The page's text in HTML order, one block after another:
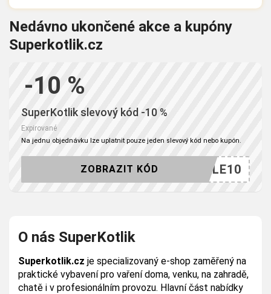
Nedávno ukončené akce a kupóny
Superkotlik.cz
-10 %
SuperKotlik slevový kód -10 %
Expirované
Na jednu objednávku lze uplatnit pouze jeden slevový kód nebo kupón.
SALE10
ZOBRAZIT KÓD
O nás SuperKotlik
Superkotlik.cz je specializovaný e-shop zaměřený na
praktické vybavení pro vaření doma, venku, na zahradě,
chatě i v profesionálním provozu. Hlavní část nabídky